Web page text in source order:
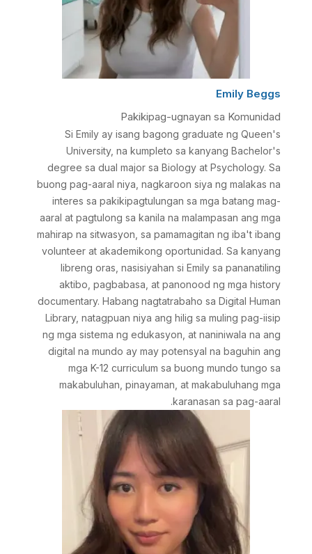
Emily Beggs
Pakikipag-ugnayan sa Komunidad
Si Emily ay isang bagong graduate ng Queen's
University, na kumpleto sa kanyang Bachelor's
degree sa dual major sa Biology at Psychology. Sa
buong pag-aaral niya, nagkaroon siya ng malakas na
interes sa pakikipagtulungan sa mga batang mag-
aaral at pagtulong sa kanila na malampasan ang mga
mahirap na sitwasyon, sa pamamagitan ng iba't ibang
volunteer at akademikong oportunidad. Sa kanyang
libreng oras, nasisiyahan si Emily sa pananatiling
aktibo, pagbabasa, at panonood ng mga history
documentary. Habang nagtatrabaho sa Digital Human
Library, natagpuan niya ang hilig sa muling pag-iisip
ng mga sistema ng edukasyon, at naniniwala na ang
digital na mundo ay may potensyal na baguhin ang
mga K-12 curriculum sa buong mundo tungo sa
makabuluhan, pinayaman, at makabuluhang mga
karanasan sa pag-aaral.